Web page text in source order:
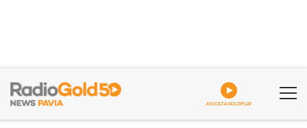
ASCOLTA GOLDPLAY